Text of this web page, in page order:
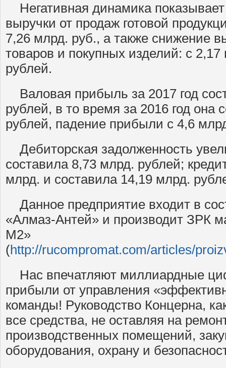
Негативная динамика
выручки от продаж готовой
7,26 млрд. руб., а также снижение
товаров и покупных изделий: с
рублей.
Валовая прибыль за 2017 год
рублей, в то время за 2016 год она
рублей, падение прибыли с 4,6
Дебиторская задолженность
составила 8,73 млрд. рублей;
млрд. и составила 14,19 млрд.
Данное предприятие входит в
«Алмаз-Антей» и производит ЗРК
М2»
(http://rucompromat.com/articles/
Нас впечатляют миллиардные
прибыли от управления
команды! Руководство Концерна,
все средства, не оставляя на
производственных помещений,
оборудования, охрану и